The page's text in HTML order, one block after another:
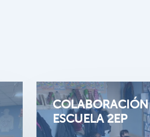
ESCUELA 2EP